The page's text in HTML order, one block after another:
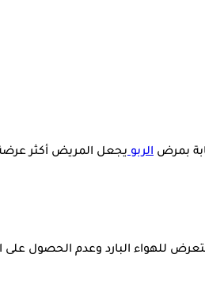
بمرض الربويجعل المريض أكثر عرضة
للهواء البارد وعدم الحصول